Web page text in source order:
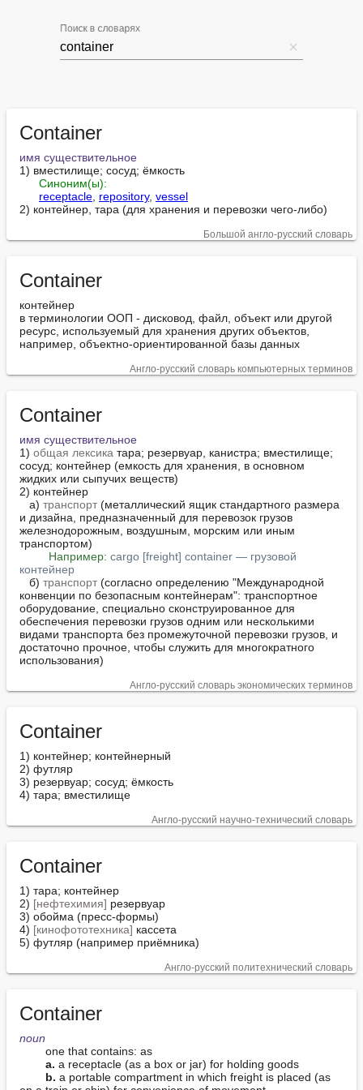
Поиск в словарях
Container
имя существительное
1) вместилище; сосуд; ёмкость
Синоним(ы):
receptacle repository, vessel
2) контейнер, тара (для хранения и перевозки чего-либо)
Большой англо-русский словарь
Container
контейнер
в терминологии ООП - дисковод, файл, объект или другой
ресурс, используемый для хранения других объектов,
например, объектно-ориентированной базы данных
Англо-русский словарь компьютерных терминов
Container
имя существительное
1) общая лексика тара; резервуар, канистра; вместилище;
сосуд; контейнер (емкость для хранения, в основном
жидких или сыпучих веществ)
2) контейнер
   а)
транспорт (металлический ящик стандартного размера
и дизайна, предназначенный для перевозок грузов
железнодорожным, воздушным, морским или иным
транспортом)
Например: cargo [freight] container — грузовой
контейнер
   б)
транспорт (согласно определению "Международной
конвенции по безопасным контейнерам": транспортное
оборудование, специально сконструированное для
обеспечения перевозки грузов одним или несколькими
видами транспорта без промежуточной перевозки грузов, и
достаточно прочное, чтобы служить для многократного
использования)
Англо-русский словарь экономических терминов
Container
1) контейнер; контейнерный
2) футляр
3) резервуар; сосуд; ёмкость
4) тара; вместилище
Англо-русский научно-технический словарь
Container
1) тара; контейнер
2) [нефтехимия] резервуар
3) обойма (пресс-формы)
4) [кинофототехника] кассета
5) футляр (например приёмника)
Англо-русский политехнический словарь
Container
noun
a. a receptacle (as a box or jar) for holding goods
b. a portable compartment in which freight is placed (as